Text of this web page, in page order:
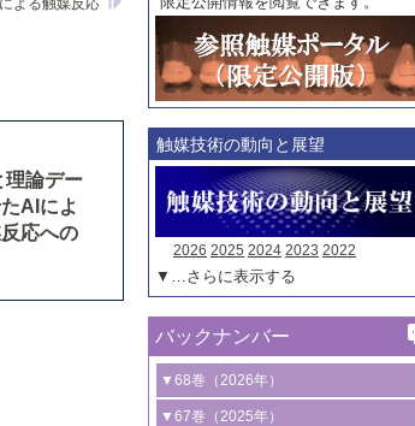
よる触媒反応
理論デー
AIによ
応への
触媒年鑑
年度
記事種別
マーク：
マークあり
触媒技術の動向と展望
2026 2025 2024 2023 2022
▼…さらに表示する
バックナンバー
▼68巻（2026年）
1号 過酸化水素合成に関する研究動向
▼67巻（2025年）